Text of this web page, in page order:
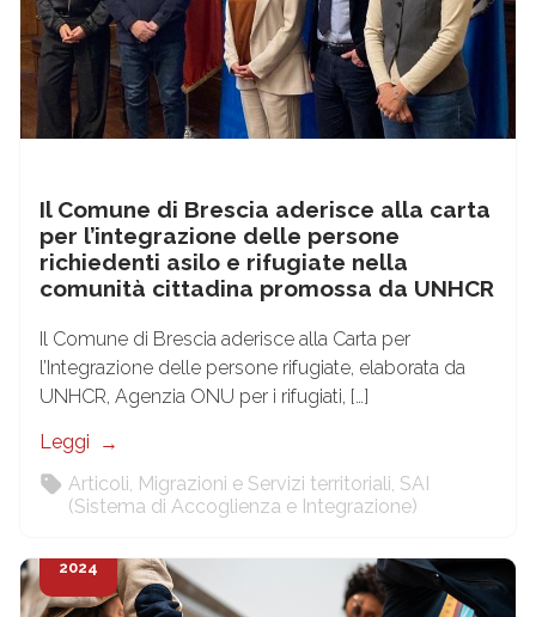
Il Comune di Brescia aderisce alla carta
per l’integrazione delle persone
richiedenti asilo e rifugiate nella
comunità cittadina promossa da UNHCR
Il Comune di Brescia aderisce alla Carta per
l’Integrazione delle persone rifugiate, elaborata da
UNHCR, Agenzia ONU per i rifugiati, […]
Leggi
Articoli Migrazioni e Servizi territoriali SAI
(Sistema di Accoglienza e Integrazione)
2024